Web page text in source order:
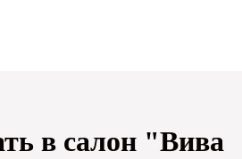
в салон "Вива